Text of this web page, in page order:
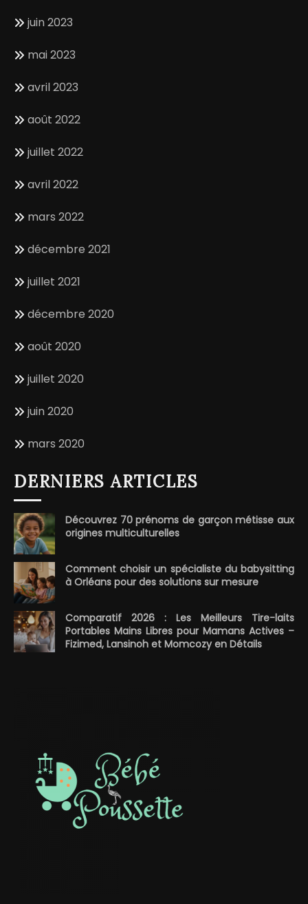
juin 2023
mai 2023
avril 2023
août 2022
juillet 2022
avril 2022
mars 2022
décembre 2021
juillet 2021
décembre 2020
août 2020
juillet 2020
juin 2020
mars 2020
DERNIERS ARTICLES
Découvrez 70 prénoms de garçon métisse aux
origines multiculturelles
Comment choisir un spécialiste du babysitting
à Orléans pour des solutions sur mesure
Comparatif 2026 : Les Meilleurs Tire-laits
Portables Mains Libres pour Mamans Actives –
Fizimed, Lansinoh et Momcozy en Détails